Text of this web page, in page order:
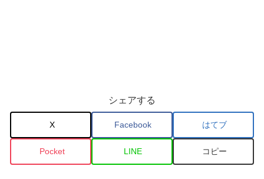
シェアする
X Facebook はてブ
Pocket LINE コピー